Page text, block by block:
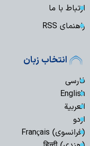
ارتباط با ما
راهنمای RSS
انتخاب زبان
فارسی
English
العربیة
اردو
(فرانسوی) Français